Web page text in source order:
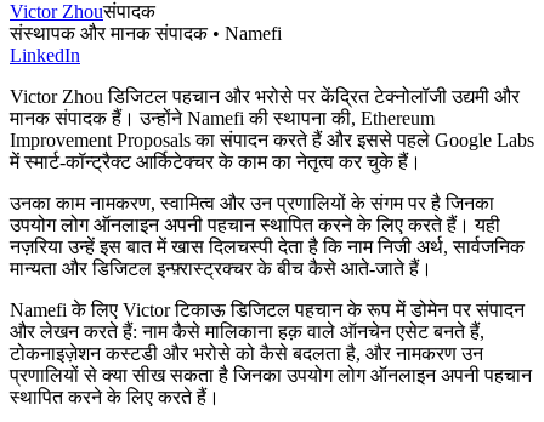
Victor Zhouसंपादक
संस्थापक और मानक संपादक • Namefi
LinkedIn
Victor Zhou डिजिटल पहचान और भरोसे पर केंद्रित टेक्नोलॉजी उद्यमी और
मानक संपादक हैं। उन्होंने Namefi की स्थापना की, Ethereum
Improvement Proposals का संपादन करते हैं और इससे पहले Google Labs
में स्मार्ट-कॉन्ट्रैक्ट आर्किटेक्चर के काम का नेतृत्व कर चुके हैं।
उनका काम नामकरण, स्वामित्व और उन प्रणालियों के संगम पर है जिनका
उपयोग लोग ऑनलाइन अपनी पहचान स्थापित करने के लिए करते हैं। यही
नज़रिया उन्हें इस बात में खास दिलचस्पी देता है कि नाम निजी अर्थ, सार्वजनिक
मान्यता और डिजिटल इन्फ़्रास्ट्रक्चर के बीच कैसे आते-जाते हैं।
Namefi के लिए Victor टिकाऊ डिजिटल पहचान के रूप में डोमेन पर संपादन
और लेखन करते हैं: नाम कैसे मालिकाना हक़ वाले ऑनचेन एसेट बनते हैं,
टोकनाइज़ेशन कस्टडी और भरोसे को कैसे बदलता है, और नामकरण उन
प्रणालियों से क्या सीख सकता है जिनका उपयोग लोग ऑनलाइन अपनी पहचान
स्थापित करने के लिए करते हैं।